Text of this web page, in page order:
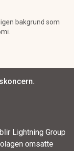
bakgrund som
Lightning Group
omsatte